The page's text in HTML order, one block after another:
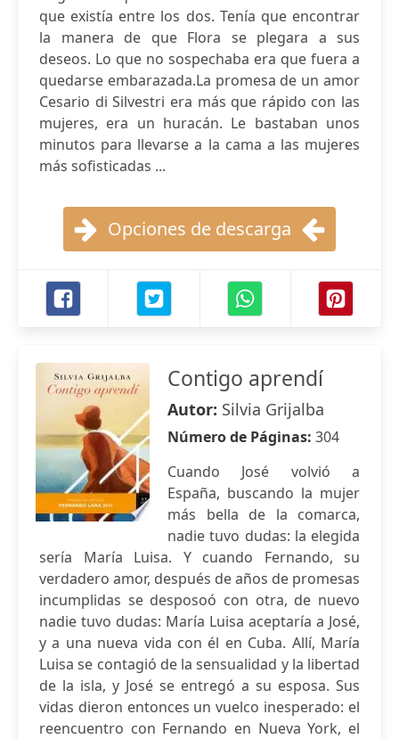
que existía entre los dos. Tenía que encontrar
la manera de que Flora se plegara a sus
deseos. Lo que no sospechaba era que fuera a
quedarse embarazada.La promesa de un amor
Cesario di Silvestri era más que rápido con las
mujeres, era un huracán. Le bastaban unos
minutos para llevarse a la cama a las mujeres
más sofisticadas ...
Opciones de descarga
Contigo aprendí
Autor: Silvia Grijalba
Número de Páginas: 304
Cuando José volvió a
España, buscando la mujer
más bella de la comarca,
nadie tuvo dudas: la elegida
sería María Luisa. Y cuando Fernando, su
verdadero amor, después de años de promesas
incumplidas se desposoó con otra, de nuevo
nadie tuvo dudas: María Luisa aceptaría a José,
y a una nueva vida con él en Cuba. Allí, María
Luisa se contagió de la sensualidad y la libertad
de la isla, y José se entregó a su esposa. Sus
vidas dieron entonces un vuelco inesperado: el
reencuentro con Fernando en Nueva York, el